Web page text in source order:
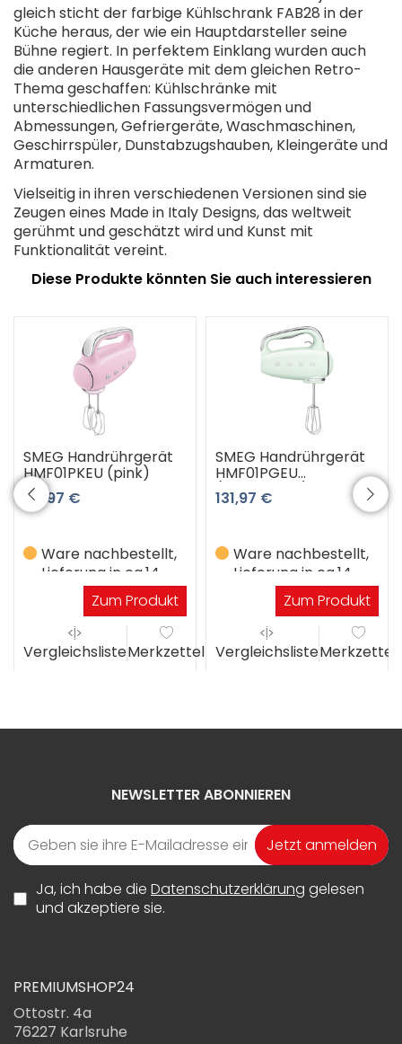
gleich sticht der farbige Kühlschrank FAB28 in der
Küche heraus, der wie ein Hauptdarsteller seine
Bühne regiert. In perfektem Einklang wurden auch
die anderen Hausgeräte mit dem gleichen Retro-
Thema geschaffen: Kühlschränke mit
unterschiedlichen Fassungsvermögen und
Abmessungen, Gefriergeräte, Waschmaschinen,
Geschirrspüler, Dunstabzugshauben, Kleingeräte und
Armaturen.
Vielseitig in ihren verschiedenen Versionen sind sie
Zeugen eines Made in Italy Designs, das weltweit
gerühmt und geschätzt wird und Kunst mit
Funktionalität vereint.
Diese Produkte könnten Sie auch interessieren
SMEG Handrührgerät
HMF01PKEU (pink)
131,97 €
Ware nachbestellt,
Lieferung in ca.14
WerktagenZum Produkt
VergleichslisteMerkzettel
SMEG Handrührgerät
HMF01PGEU
(Pastellgrün)
131,97 €
Ware nachbestellt,
Lieferung in ca.14
WerktagenZum Produkt
VergleichslisteMerkzettel
NEWSLETTER ABONNIEREN
Jetzt anmelden
Ja, ich habe die Datenschutzerklärung gelesen
und akzeptiere sie.
PREMIUMSHOP24
Ottostr. 4a
76227 Karlsruhe